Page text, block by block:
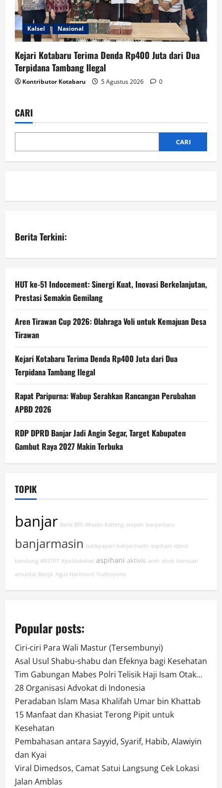
Kalsel Nasional
Kejari Kotabaru Terima Denda Rp400 Juta dari Dua
Terpidana Tambang Ilegal
Kontributor Kotabaru 5 Agustus 2026 0
CARI
CARI
Berita Terkini:
HUT ke-51 Indocement: Sinergi Kuat, Inovasi Berkelanjutan,
Prestasi Semakin Gemilang
Aren Tirawan Cup 2026: Olahraga Voli untuk Kemajuan Desa
Tirawan
Kejari Kotabaru Terima Denda Rp400 Juta dari Dua
Terpidana Tambang Ilegal
Rapat Paripurna: Wabup Serahkan Rancangan Perubahan
APBD 2026
RDP DPRD Banjar Jadi Angin Segar, Target Kabupaten
Gambut Raya 2027 Makin Terbuka
TOPIK
banjar Bank BRI #Kadin Kalteng ampah banjarbaru
banjarmasin balikpapan bahjarmasin aspihani ideris
bandung #RSTPT #poldakalsel aspihani aktivis aceh ahok bantuan
amuntai Banjir Agus Harimurti Yudhoyono
Popular posts:
Ciri-ciri Para Wali Mastur (Tersembunyi)
Asal Usul Shabu-shabu dan Efeknya bagi Kesehatan
Tim Gabungan Mabes Polri Telisik Haji Isam Otak…
28 Organisasi Advokat di Indonesia
Peradaban Islam Masa Khalifah Umar bin Khattab
15 Manfaat dan Khasiat Terong Pipit untuk
Kesehatan
Pembahasan antara Sayyid, Syarif, Habib, Alawiyin
dan Kyai
Viral Dimedsos, Camat Satui Langsung Cek Lokasi
Jalan Amblas